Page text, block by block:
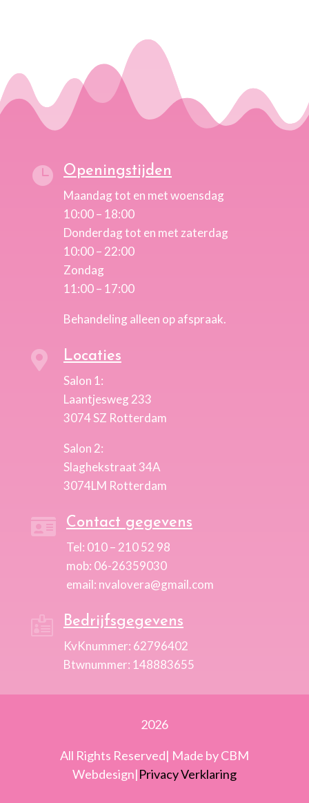
 Openingstijden
Maandag tot en met woensdag
10:00 – 18:00
Donderdag tot en met zaterdag
10:00 – 22:00
Zondag
11:00 – 17:00
Behandeling alleen op afspraak.
 Locaties
Salon 1:
Laantjesweg 233
3074 SZ Rotterdam
Salon 2:
Slaghekstraat 34A
3074LM Rotterdam
 Contact gegevens
Tel: 010 – 210 52 98
mob: 06-26359030
email: nvalovera@gmail.com
Bedrijfsgegevens
KvKnummer: 62796402
Btwnummer: 148883655
2026
All Rights Reserved| Made by CBM
Webdesign|Privacy Verklaring